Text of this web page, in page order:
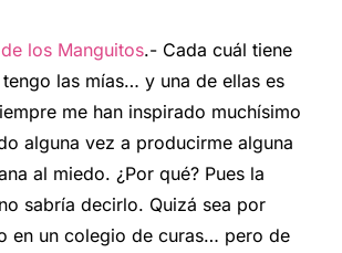
los Manguitos.- Cada cuál tiene
tengo las mías… y una de ellas es
me han inspirado muchísimo
alguna vez a producirme alguna
al miedo. ¿Por qué? Pues la
sabría decirlo. Quizá sea por
en un colegio de curas… pero de